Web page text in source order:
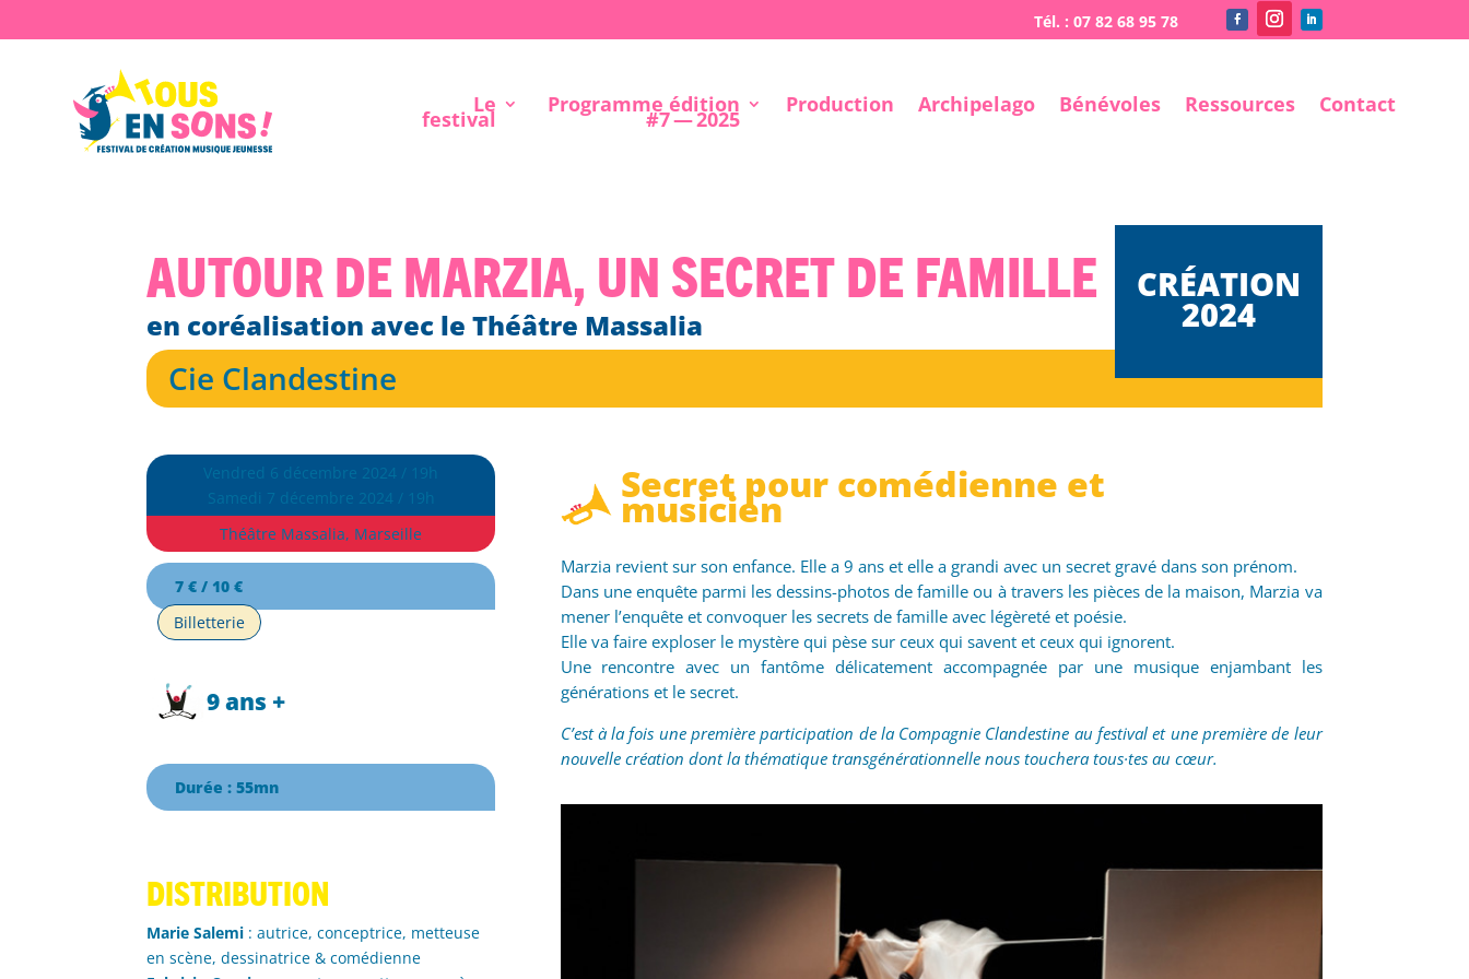
Le
festival
Programme édition
#7 — 2025
Production Archipelago Bénévoles Ressources Contact
Autour de Marzia, un secret de famille
en coréalisation avec le Théâtre Massalia
Cie Clandestine
Vendred 6 décembre 2024 / 19h
Samedi 7 décembre 2024 / 19h
Théâtre Massalia, Marseille
7 € / 10 €
Billetterie
9 ans +
Durée : 55mn
Distribution
Marie Salemi : autrice, conceptrice, metteuse
en scène, dessinatrice & comédienne
Secret pour comédienne et
musicien
Marzia revient sur son enfance. Elle a 9 ans et elle a grandi avec un secret gravé dans son prénom.
Dans une enquête parmi les dessins-photos de famille ou à travers les pièces de la maison, Marzia va
mener l’enquête et convoquer les secrets de famille avec légèreté et poésie.
Elle va faire exploser le mystère qui pèse sur ceux qui savent et ceux qui ignorent.
Une rencontre avec un fantôme délicatement accompagnée par une musique enjambant les
générations et le secret.
C’est à la fois une première participation de la Compagnie Clandestine au festival et une première de leur
nouvelle création dont la thématique transgénérationnelle nous touchera tous·tes au cœur.